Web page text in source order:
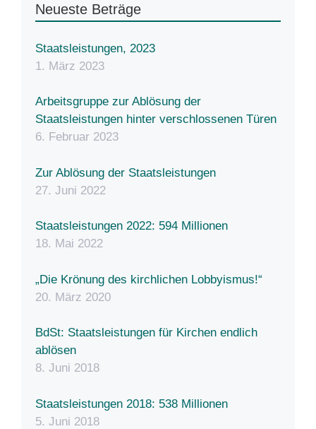
Neueste Beträge
Staatsleistungen, 2023
1. März 2023
Arbeitsgruppe zur Ablösung der
Staatsleistungen hinter verschlossenen Türen
6. Februar 2023
Zur Ablösung der Staatsleistungen
27. Juni 2022
Staatsleistungen 2022: 594 Millionen
18. Mai 2022
„Die Krönung des kirchlichen Lobbyismus!“
20. März 2020
BdSt: Staatsleistungen für Kirchen endlich
ablösen
8. Juni 2018
Staatsleistungen 2018: 538 Millionen
5. Juni 2018